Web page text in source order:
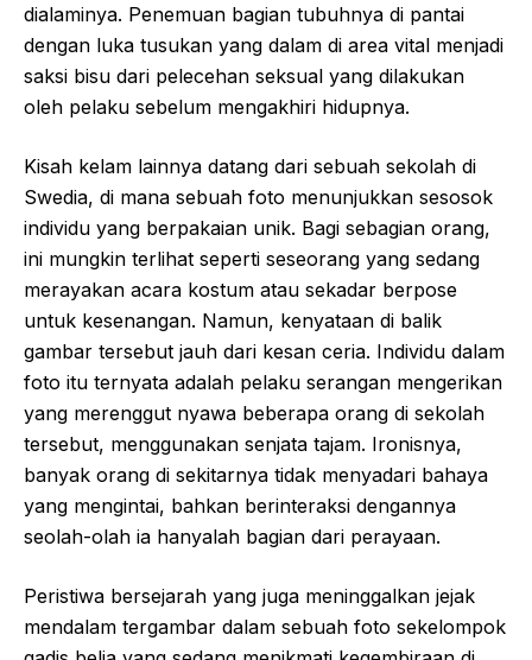
dialaminya. Penemuan bagian tubuhnya di pantai
dengan luka tusukan yang dalam di area vital menjadi
saksi bisu dari pelecehan seksual yang dilakukan
oleh pelaku sebelum mengakhiri hidupnya.
Kisah kelam lainnya datang dari sebuah sekolah di
Swedia, di mana sebuah foto menunjukkan sesosok
individu yang berpakaian unik. Bagi sebagian orang,
ini mungkin terlihat seperti seseorang yang sedang
merayakan acara kostum atau sekadar berpose
untuk kesenangan. Namun, kenyataan di balik
gambar tersebut jauh dari kesan ceria. Individu dalam
foto itu ternyata adalah pelaku serangan mengerikan
yang merenggut nyawa beberapa orang di sekolah
tersebut, menggunakan senjata tajam. Ironisnya,
banyak orang di sekitarnya tidak menyadari bahaya
yang mengintai, bahkan berinteraksi dengannya
seolah-olah ia hanyalah bagian dari perayaan.
Peristiwa bersejarah yang juga meninggalkan jejak
mendalam tergambar dalam sebuah foto sekelompok